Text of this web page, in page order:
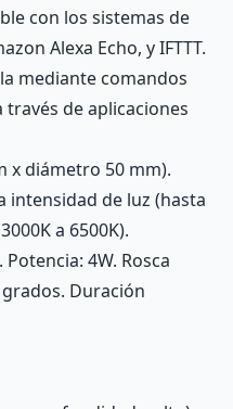
con los sistemas de
Alexa Echo, y IFTTT.
mediante comandos
de aplicaciones
x diámetro 50 mm).
intensidad de luz (hasta
a 6500K).
Potencia: 4W. Rosca
Duración